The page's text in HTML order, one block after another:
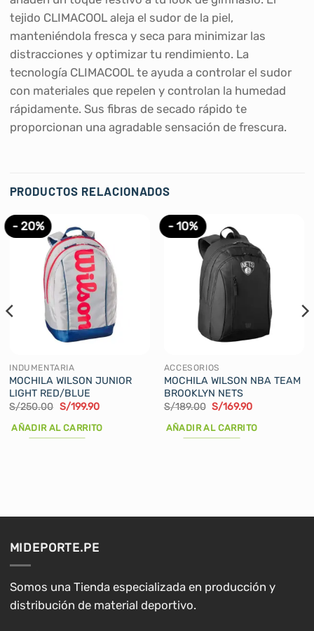
tejido CLIMACOOL aleja el sudor de la piel,
manteniéndola fresca y seca para minimizar las
distracciones y optimizar tu rendimiento. La
tecnología CLIMACOOL te ayuda a controlar el sudor
con materiales que repelen y controlan la humedad
rápidamente. Sus fibras de secado rápido te
proporcionan una agradable sensación de frescura.
PRODUCTOS RELACIONADOS
- 20%
INDUMENTARIA
MOCHILA WILSON JUNIOR
LIGHT RED/BLUE
S/250.00 El
original
era:
S/199.90El
actual
AÑADIR AL CARRITO
- 10%
ACCESORIOS
MOCHILA WILSON NBA TEAM
BROOKLYN NETS
S/189.00 El
original
era:
S/169.90El
actual
AÑADIR AL CARRITO
MIDEPORTE.PE
Somos una Tienda especializada en producción y
distribución de material deportivo.